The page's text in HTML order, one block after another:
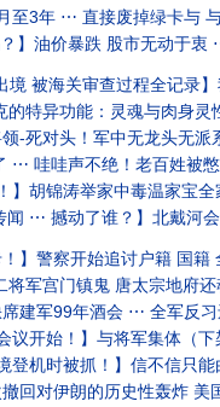
至3年 ⋯ 直接废掉绿卡与
】油价暴跌 股市无动于
境 被海关审查过程全记录
的特异功能：灵魂与肉身
领-死对头！军中无龙头无
⋯ 哇哇声不绝！老百姓被
】胡锦涛举家中毒温家
⋯ 撼动了谁？】北戴河会
！】警察开始追讨户籍 国
宫门镇鬼 唐太宗地府还魂 ⋯ 阴
席建军99年酒会 ⋯ 全军反
议开始！】与将军集体（
登机时被抓！】信不信只
撤回对伊朗的历史性轰炸